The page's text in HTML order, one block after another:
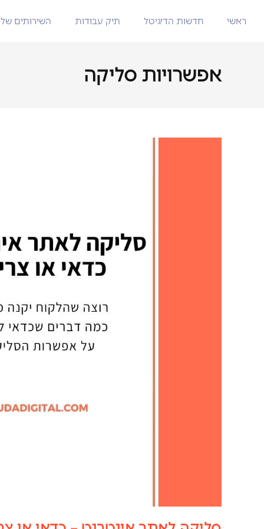
ראשי חדשות הדיגיטל תיק עבודות השירותים
אפשרויות סליקה